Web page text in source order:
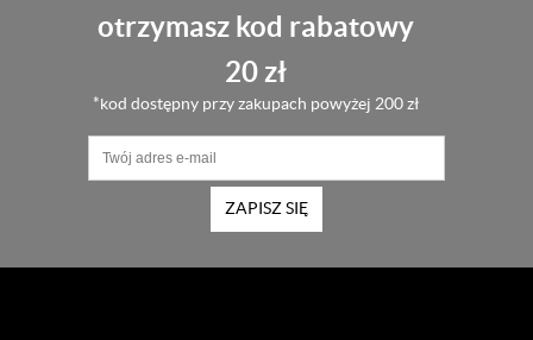
otrzymasz kod rabatowy
20 zł
*kod dostępny przy zakupach powyżej 200 zł
ZAPISZ SIĘ